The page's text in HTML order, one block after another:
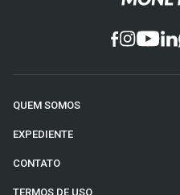
QUEM SOMOS
EXPEDIENTE
CONTATO
TERMOS DE USO